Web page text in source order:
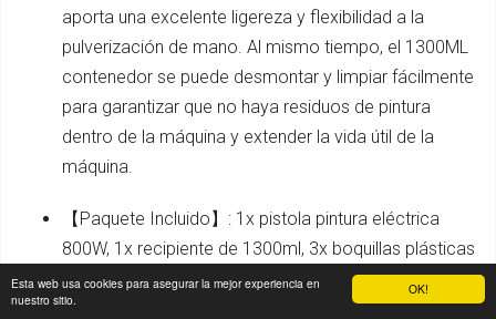
OK!
Esta web usa cookies para asegurar la mejor experiencia en
nuestro sitio.
aporta una excelente ligereza y flexibilidad a la
pulverización de mano. Al mismo tiempo, el 1300ML
contenedor se puede desmontar y limpiar fácilmente
para garantizar que no haya residuos de pintura
dentro de la máquina y extender la vida útil de la
máquina.
【Paquete Incluido】: 1x pistola pintura eléctrica
800W, 1x recipiente de 1300ml, 3x boquillas plásticas
(φ1.0mm, φ1.8mm, 2.6mm), 1x cepillo de limpieza,
1x aguja de limpieza，3x sellos，1x tapa，1x taza